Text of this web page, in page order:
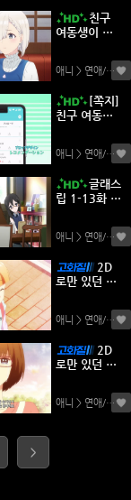
친구
여동생이 나
나게 군다 1-
12화 완결애니 > 연애/하렘
[쪽지]
친구 여동생
짜증나게 군
다 01-12완
스 코믹-
애니 > 연애/하렘
글래스
립 1-13화 완
애니 > 연애/하렘
2D
로만 있던 여
D 그녀 리얼
걸 시즌2 8애니 > 연애/하렘
2D
로만 있던 여
D 그녀 리얼
걸 시즌2 6애니 > 연애/하렘
>